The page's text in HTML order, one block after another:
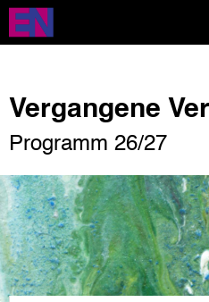
Direkt
zum
Inhalt
Vergangene
Programm 26/27